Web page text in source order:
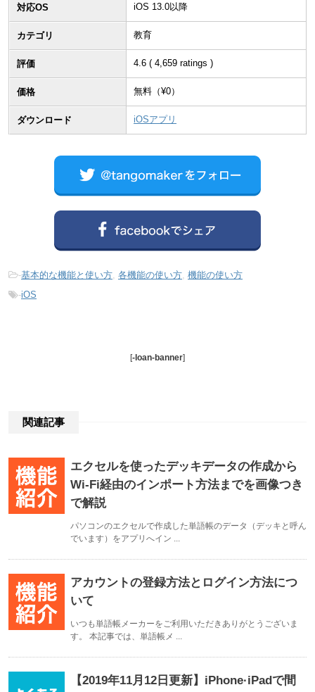
対応OS iOS 13.0以降
カテゴリ 教育
評価 4.6 ( 4,659 ratings )
価格 無料（¥0）
ダウンロード iOSアプリ
-基本的な機能と使い方 各機能の使い方 機能の使い方
-iOS
[-loan-banner]
関連記事
エクセルを使ったデッキデータの作成から
Wi-Fi経由のインポート方法までを画像つき
で解説
パソコンのエクセルで作成した単語帳のデータ（デッキと呼ん
でいます）をアプリへイン ...
アカウントの登録方法とログイン方法につ
いて
いつも単語帳メーカーをご利用いただきありがとうございま
す。 本記事では、単語帳メ ...
【2019年11月12日更新】iPhone·iPadで間